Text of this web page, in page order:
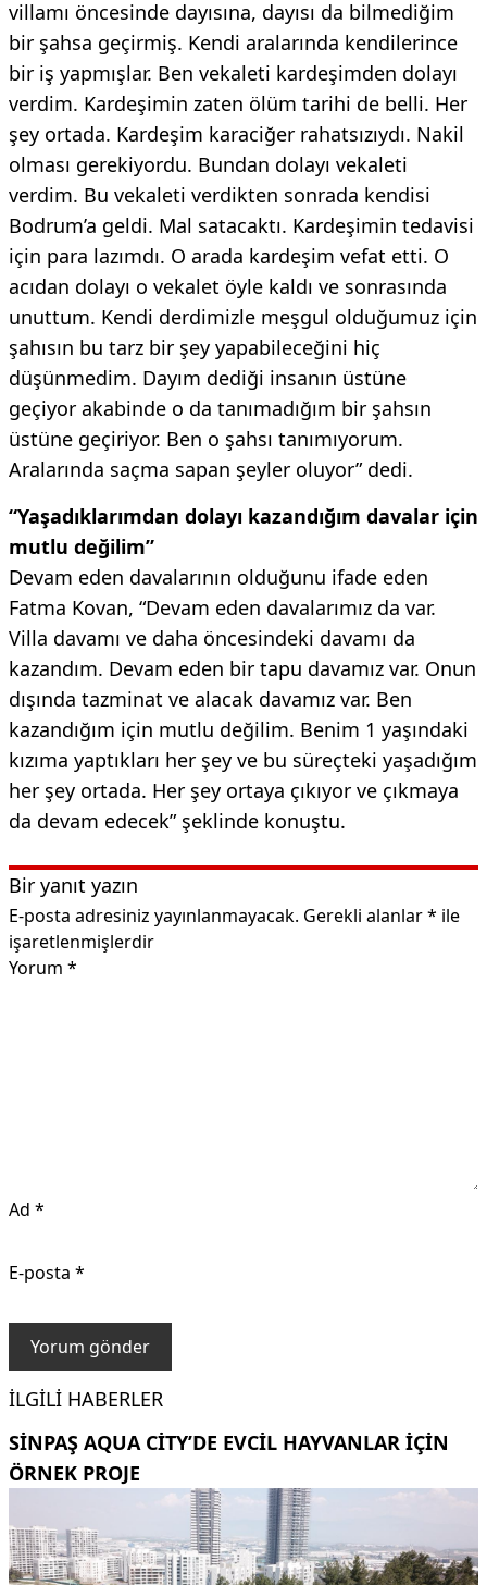
villamı öncesinde dayısına, dayısı da bilmediğim
bir şahsa geçirmiş. Kendi aralarında kendilerince
bir iş yapmışlar. Ben vekaleti kardeşimden dolayı
verdim. Kardeşimin zaten ölüm tarihi de belli. Her
şey ortada. Kardeşim karaciğer rahatsızıydı. Nakil
olması gerekiyordu. Bundan dolayı vekaleti
verdim. Bu vekaleti verdikten sonrada kendisi
Bodrum’a geldi. Mal satacaktı. Kardeşimin tedavisi
için para lazımdı. O arada kardeşim vefat etti. O
acıdan dolayı o vekalet öyle kaldı ve sonrasında
unuttum. Kendi derdimizle meşgul olduğumuz için
şahısın bu tarz bir şey yapabileceğini hiç
düşünmedim. Dayım dediği insanın üstüne
geçiyor akabinde o da tanımadığım bir şahsın
üstüne geçiriyor. Ben o şahsı tanımıyorum.
Aralarında saçma sapan şeyler oluyor” dedi.
“Yaşadıklarımdan dolayı kazandığım davalar için
mutlu değilim”
Devam eden davalarının olduğunu ifade eden
Fatma Kovan, “Devam eden davalarımız da var.
Villa davamı ve daha öncesindeki davamı da
kazandım. Devam eden bir tapu davamız var. Onun
dışında tazminat ve alacak davamız var. Ben
kazandığım için mutlu değilim. Benim 1 yaşındaki
kızıma yaptıkları her şey ve bu süreçteki yaşadığım
her şey ortada. Her şey ortaya çıkıyor ve çıkmaya
da devam edecek” şeklinde konuştu.
Bir yanıt yazın
E-posta adresiniz yayınlanmayacak. Gerekli alanlar* ile
işaretlenmişlerdir
Yorum *
Ad *
E-posta *
İLGILI HABERLER
SINPAŞ AQUA CITY’DE EVCIL HAYVANLAR IÇIN
ÖRNEK PROJE